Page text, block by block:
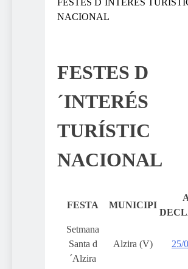
NACIONAL
FESTES D
´INTERÉS
TURÍSTIC
NACIONAL
FESTA MUNICIPI
Setmana
Santa d
´Alzira
Alzira (V) 25/